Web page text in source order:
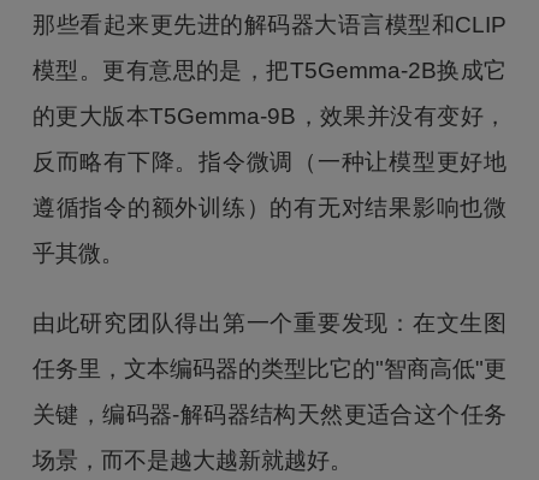
那些看起来更先进的解码器大语言模型和CLIP
模型。更有意思的是，把T5Gemma-2B换成它
的更大版本T5Gemma-9B，效果并没有变好，
反而略有下降。指令微调（一种让模型更好地
遵循指令的额外训练）的有无对结果影响也微
乎其微。
由此研究团队得出第一个重要发现：在文生图
任务里，文本编码器的类型比它的"智商高低"更
关键，编码器-解码器结构天然更适合这个任务
场景，而不是越大越新就越好。